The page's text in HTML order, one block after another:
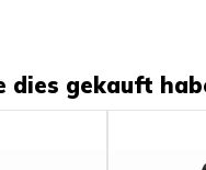
dies gekauft